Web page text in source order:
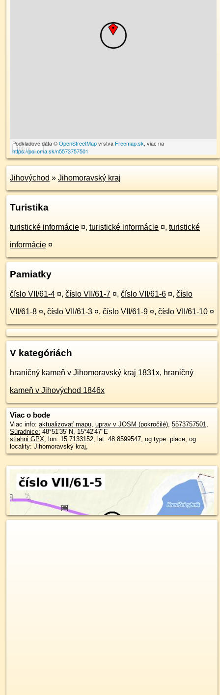
100 m
Podkladové dáta ©OpenStreetMapvrstva Freemap.sk, viac na
https://poi.oma.sk/n5573757501
Jihovýchod » Jihomoravský kraj
Turistika
turistické informácie ¤, turistické informácie ¤, turistické
informácie ¤
Pamiatky
číslo VII/61-4 ¤, číslo VII/61-7 ¤, číslo VII/61-6 ¤, číslo
VII/61-8 ¤, číslo VII/61-3 ¤, číslo VII/61-9 ¤, číslo VII/61-10 ¤
V kategóriách
hraničný kameň v Jihomoravský kraj 1831x, hraničný
kameň v Jihovýchod 1846x
Viac o bode
Viac info: aktualizovať mapu, uprav v JOSM (pokročilé), 5573757501,
Súradnice: 48°51'35"N, 15°42'47"E
stiahni GPX, lon: 15.7133152, lat: 48.8599547, og type: place, og
locality: Jihomoravský kraj,